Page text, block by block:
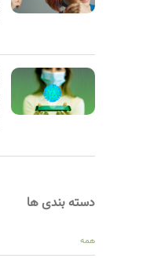
دسته بندی ها
همه